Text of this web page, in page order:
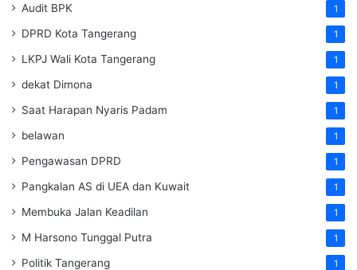
Audit BPK 1
DPRD Kota Tangerang 1
LKPJ Wali Kota Tangerang 1
dekat Dimona 1
Saat Harapan Nyaris Padam 1
belawan 1
Pengawasan DPRD 1
Pangkalan AS di UEA dan Kuwait 1
Membuka Jalan Keadilan 1
M Harsono Tunggal Putra 1
Politik Tangerang 1